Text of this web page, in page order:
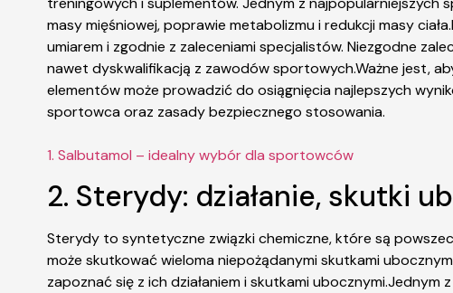
masy mięśniowej, poprawie metabolizmu i redukcji masy
umiarem i zgodnie z zaleceniami specjalistów. Niezgodne
nawet dyskwalifikacją z zawodów sportowych.Ważne jest,
elementów może prowadzić do osiągnięcia najlepszych
sportowca oraz zasady bezpiecznego stosowania.
1. Salbutamol – idealny wybór dla sportowców
2. Sterydy: działanie, skutki
Sterydy to syntetyczne związki chemiczne, które są
może skutkować wieloma niepożądanymi skutkami
zapoznać się z ich działaniem i skutkami